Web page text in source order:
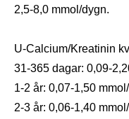
2,5-8,0 mmol/dygn.
U-Calcium/Kreatinin
31-365 dagar: 0,09-
1-2 år: 0,07-1,50
2-3 år: 0,06-1,40